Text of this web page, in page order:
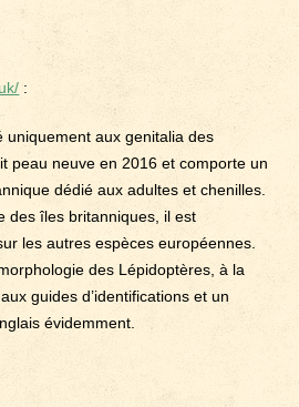
:
uniquement aux genitalia des
peau neuve en 2016 et comporte un
dédié aux adultes et chenilles.
des îles britanniques, il est
les autres espèces européennes.
des Lépidoptères, à la
guides d’identifications et un
évidemment.